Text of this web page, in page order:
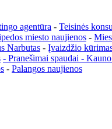
agentūra - Teisinės
miesto naujienos -
Narbutas - Įvaizdžio
- Pranešimai spaudai -
- Palangos naujienos